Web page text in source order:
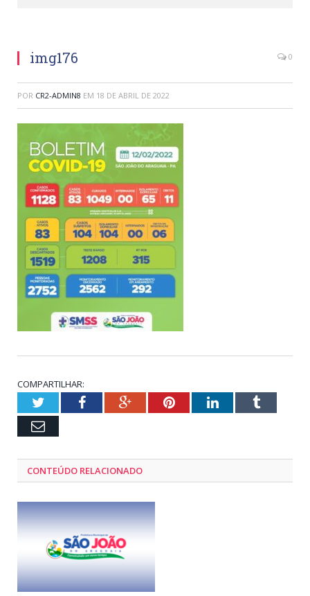
img176 0
POR CR2-ADMIN8 EM 18 DE ABRIL DE 2022
COMPARTILHAR:
TwitterFacebookGoogle+PinterestLinkedInTumblr
Email
CONTEÚDO RELACIONADO